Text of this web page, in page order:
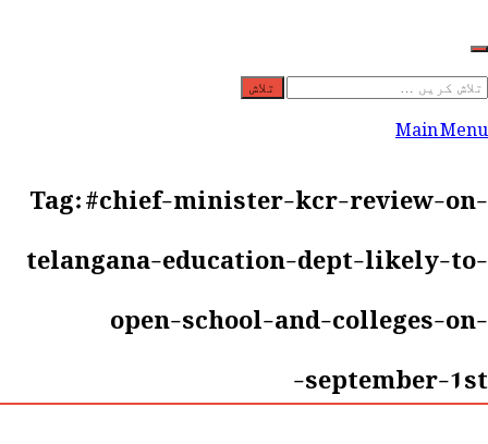
تلاش
کریں
Main Menu
Tag:#chief-minister-kcr-review-on-
telangana-education-dept-likely-to-
open-school-and-colleges-on-
september-1st-